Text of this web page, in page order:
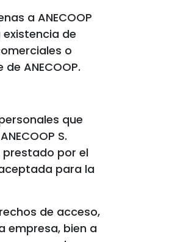
a ANECOOP
de
o
ANECOOP.
que
S.
por el
para la
de acceso,
empresa, bien a